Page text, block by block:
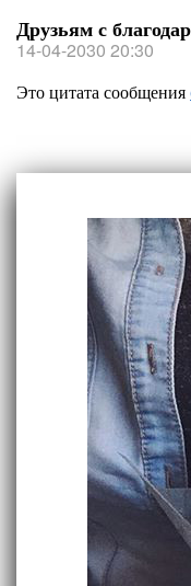
Друзьям с
14-04-2030 20:30
Это цитата сообщения